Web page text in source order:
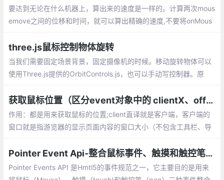
要达到无论在什么机器上，算出来的速度是一样的。计算两次mous
emove之间的位移和时间，就可以算出精确的速度,不要将onMous
three.js鼠标控制物体旋转
当我们需要固定场景背景，固定摄像机的时候。移动旋转物体可以
使用Three.js提供的OrbitControls.js，也可以手动写控制器。原
概旋转的角度。
获取鼠标位置（区分event对象中的 clientX、offsetX、screenX、pageX ）
作用：都是用来获取鼠标的位置;client直译就是客户端，客户端的
窗口就是指游览器的显示页面内容的窗口大小（不包含工具栏、导
览器显示窗口的长度
Pointer Event Api-整合鼠标事件、触摸和触控笔事件
Pointer Events API 是Hmtl5的事件规范之一，它主要目的是用来